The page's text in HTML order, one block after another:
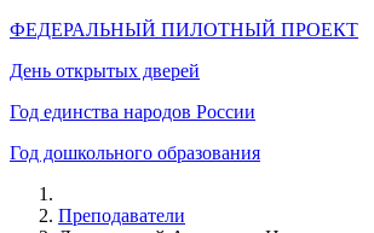
ФЕДЕРАЛЬНЫЙ ПИЛОТНЫЙ ПРОЕКТ
День открытых дверей
Год единства народов России
Год дошкольного образования
Преподаватели